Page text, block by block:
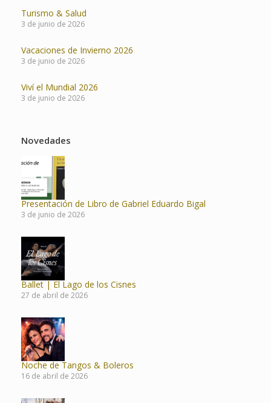
Turismo & Salud
3 de junio de 2026
Vacaciones de Invierno 2026
3 de junio de 2026
Viví el Mundial 2026
3 de junio de 2026
Novedades
Presentación de Libro de Gabriel Eduardo Bigal
3 de junio de 2026
Ballet | El Lago de los Cisnes
27 de abril de 2026
Noche de Tangos & Boleros
16 de abril de 2026